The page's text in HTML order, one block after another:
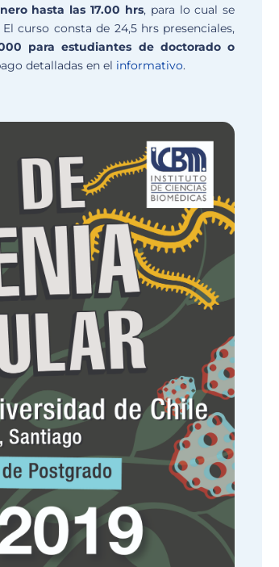
hasta las 17.00 hrs, para lo cual se
El curso consta de 24,5 hrs presenciales,
para estudiantes de doctorado o
detalladas en el informativo.